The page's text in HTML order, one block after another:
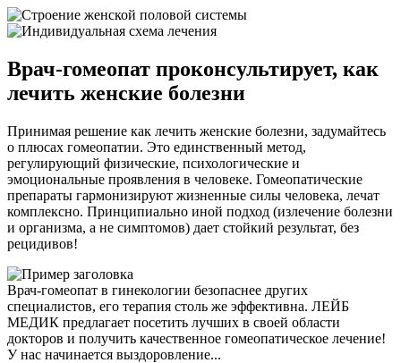
Врач-гомеопат проконсультирует, как
лечить женские болезни
Принимая решение как лечить женские болезни, задумайтесь
о плюсах гомеопатии. Это единственный метод,
регулирующий физические, психологические и
эмоциональные проявления в человеке. Гомеопатические
препараты гармонизируют жизненные силы человека, лечат
комплексно. Принципиально иной подход (излечение болезни
и организма, а не симптомов) дает стойкий результат, без
рецидивов!
Врач-гомеопат в гинекологии безопаснее других
специалистов, его терапия столь же эффективна. ЛЕЙБ
МЕДИК предлагает посетить лучших в своей области
докторов и получить качественное гомеопатическое лечение!
У нас начинается выздоровление...